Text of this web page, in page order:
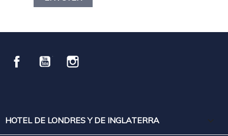
FacebookYouTube
HOTEL DE LONDRES Y DE INGLATERRA 